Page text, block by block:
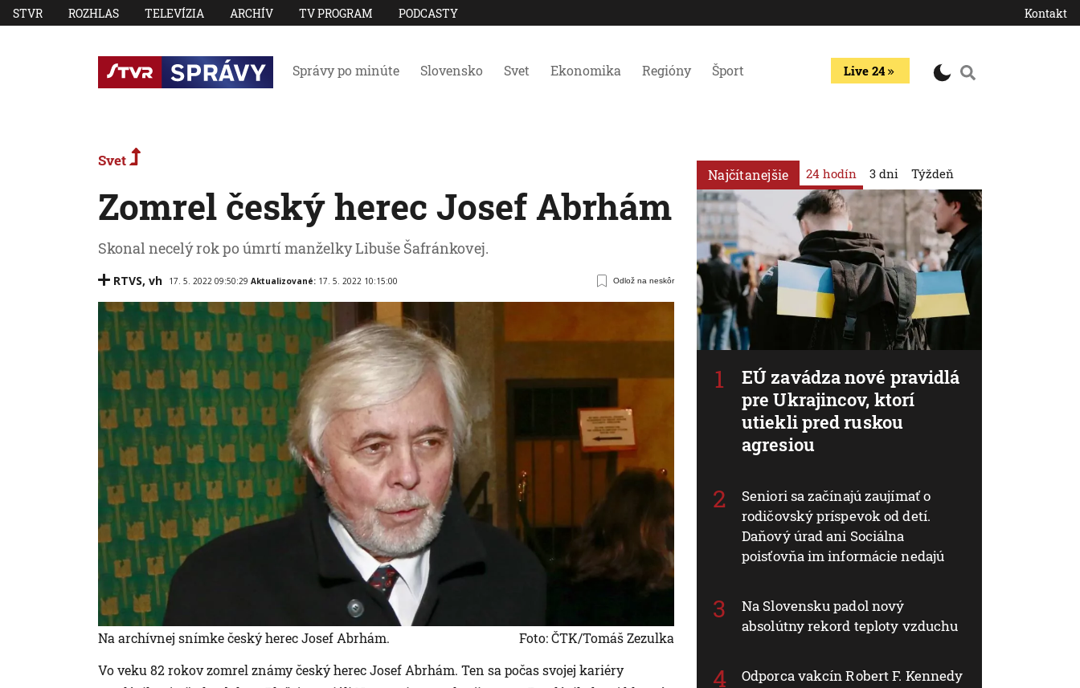
STVR ROZHLAS TELEVÍZIA ARCHÍV TV PROGRAM PODCASTY Kontakt
Správy po minúte Slovensko Svet Ekonomika Regióny Šport Live 24
Svet
Zomrel český herec Josef Abrhám
Skonal necelý rok po úmrtí manželky Libuše Šafránkovej.
RTVS, vh 17. 5. 2022 09:50:29 Aktualizované: 17. 5. 2022 10:15:00 Odlož na neskôr
Na archívnej snímke český herec Josef Abrhám.
Foto: ČTK/Tomáš Zezulka
Vo veku 82 rokov zomrel známy český herec Josef Abrhám. Ten sa počas svojej kariéry
Najčítanejšie 24 hodín
EÚ zavádza nové pravidlá
pre Ukrajincov, ktorí
utiekli pred ruskou
agresiou
Seniori sa začínajú zaujímať o
rodičovský príspevok od detí.
Daňový úrad ani Sociálna
poisťovňa im informácie nedajú
Na Slovensku padol nový
absolútny rekord teploty vzduchu
Odporca vakcín Robert F. Kennedy
3 dni Týždeň